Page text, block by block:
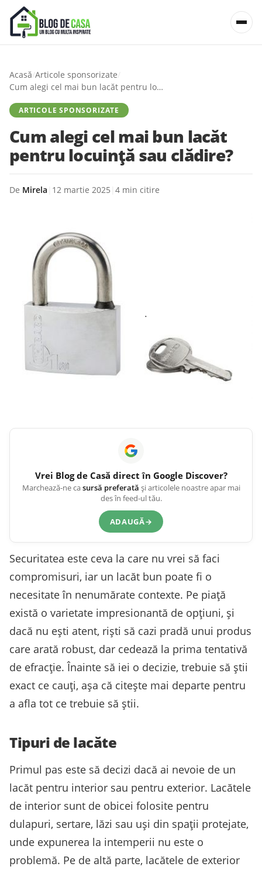
Acasă/Articole sponsorizate/
Cum alegi cel mai bun lacăt pentru locuință sau clădire?
ARTICOLE SPONSORIZATE
Cum alegi cel mai bun lacăt
pentru locuință sau clădire?
De Mirela 12 martie 2025 4 min citire
Vrei Blog de Casă direct în Google Discover?
Marchează-ne casursă preferată și articolele noastre apar mai
des în feed-ul tău.
ADAUGĂ→
Securitatea este ceva la care nu vrei să faci
compromisuri, iar un lacăt bun poate fi o
necesitate în nenumărate contexte. Pe piață
există o varietate impresionantă de opțiuni, și
dacă nu ești atent, riști să cazi pradă unui produs
care arată robust, dar cedează la prima tentativă
de efracție. Înainte să iei o decizie, trebuie să știi
exact ce cauți, așa că citește mai departe pentru
a afla tot ce trebuie să știi.
Tipuri de lacăte
Primul pas este să decizi dacă ai nevoie de un
lacăt pentru interior sau pentru exterior. Lacătele
de interior sunt de obicei folosite pentru
dulapuri, sertare, lăzi sau uși din spații protejate,
unde expunerea la intemperii nu este o
problemă. Pe de altă parte, lacătele de exterior